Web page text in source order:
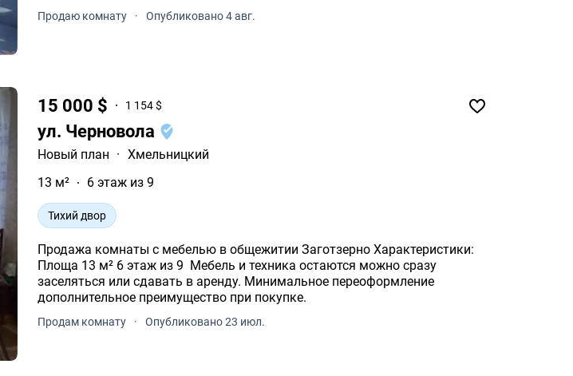
Продаю комнату · Опубликовано 4 авг.
15 000 $ 1 154 $
ул. Черновола
Новый план · Хмельницкий
13 м²
6 этаж из 9
Тихий двор
Продажа комнаты с мебелью в общежитии Заготзерно Характеристики:
Площа 13 м² 6 этаж из 9 ️ Мебель и техника остаются можно сразу
заселяться или сдавать в аренду. Минимальное переоформление
дополнительное преимущество при покупке.
Продам комнату · Опубликовано 23 июл.